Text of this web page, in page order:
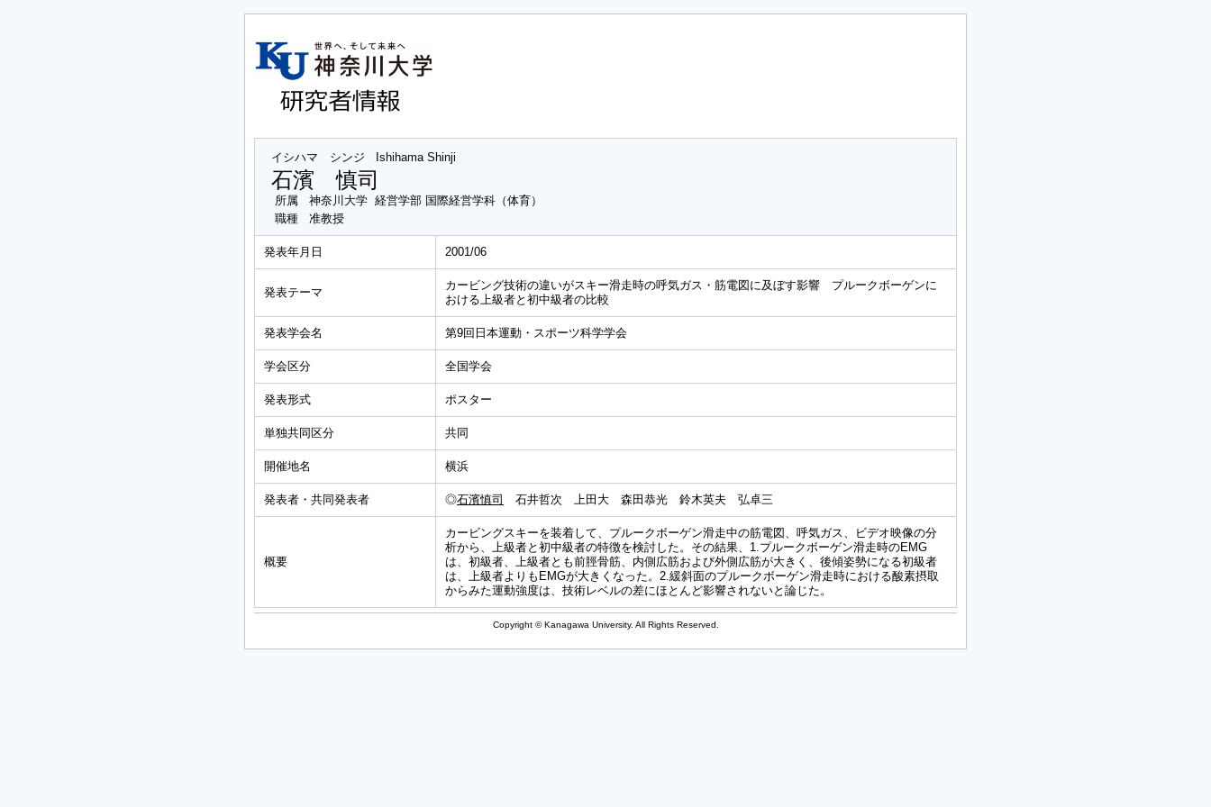
イシハマ シンジ Ishihama Shinji
石濱 慎司
所属
神奈川大学 経営学部 国際経営学科（体育）
職種
准教授
発表年月日 2001/06
発表テーマ
カービング技術の違いがスキー滑走時の呼気ガス・筋電図に及ぼす影響 プルークボーゲンに
おける上級者と初中級者の比較
発表学会名 第9回日本運動・スポーツ科学学会
学会区分 全国学会
発表形式 ポスター
単独共同区分 共同
開催地名 横浜
発表者・共同発表者 ◎石濱慎司 石井哲次 上田大 森田恭光 鈴木英夫 弘卓三
概要
カービングスキーを装着して、プルークボーゲン滑走中の筋電図、呼気ガス、ビデオ映像の分
析から、上級者と初中級者の特徴を検討した。その結果、1.プルークボーゲン滑走時のEMG
は、初級者、上級者とも前脛骨筋、内側広筋および外側広筋が大きく、後傾姿勢になる初級者
は、上級者よりもEMGが大きくなった。2.緩斜面のプルークボーゲン滑走時における酸素摂取
からみた運動強度は、技術レベルの差にほとんど影響されないと論じた。
Copyright © Kanagawa University. All Rights Reserved.